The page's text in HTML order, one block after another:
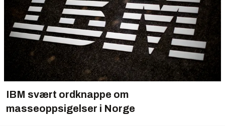
IBM svært ordknappe om
masseoppsigelser i Norge